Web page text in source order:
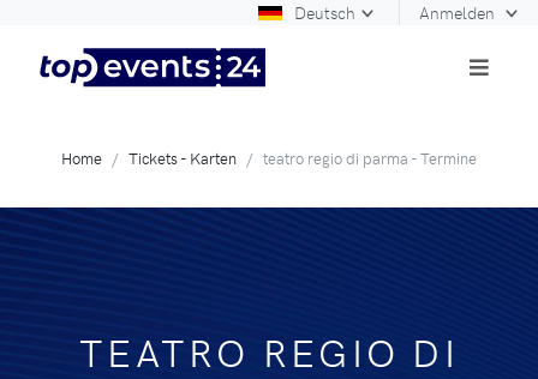
Deutsch Anmelden
Home Tickets - Karten teatro regio di parma - Termine
TEATRO REGIO DI